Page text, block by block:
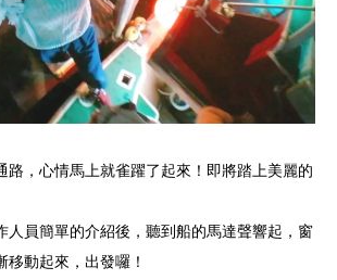
路，心情馬上就雀躍了起來！即將踏上美麗的
人員簡單的介紹後，聽到船的馬達聲響起，窗
動起來，出發囉！